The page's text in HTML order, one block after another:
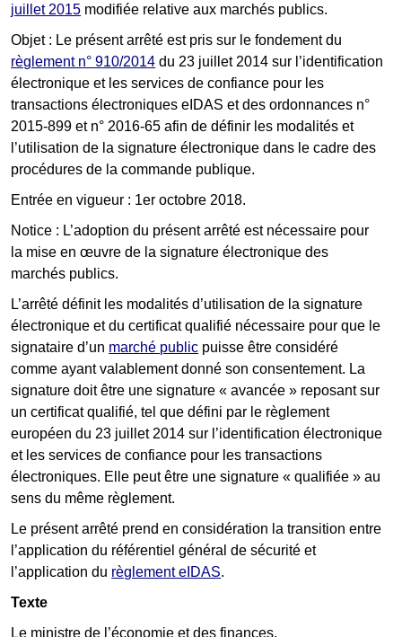
juillet 2015 modifiée relative aux marchés publics.
Objet : Le présent arrêté est pris sur le fondement du
règlement n° 910/2014 du 23 juillet 2014 sur l’identification
électronique et les services de confiance pour les
transactions électroniques eIDAS et des ordonnances n°
2015-899 et n° 2016-65 afin de définir les modalités et
l’utilisation de la signature électronique dans le cadre des
procédures de la commande publique.
Entrée en vigueur : 1er octobre 2018.
Notice : L’adoption du présent arrêté est nécessaire pour
la mise en œuvre de la signature électronique des
marchés publics.
L’arrêté définit les modalités d’utilisation de la signature
électronique et du certificat qualifié nécessaire pour que le
signataire d’un marché public puisse être considéré
comme ayant valablement donné son consentement. La
signature doit être une signature « avancée » reposant sur
un certificat qualifié, tel que défini par le règlement
européen du 23 juillet 2014 sur l’identification électronique
et les services de confiance pour les transactions
électroniques. Elle peut être une signature « qualifiée » au
sens du même règlement.
Le présent arrêté prend en considération la transition entre
l’application du référentiel général de sécurité et
l’application du règlement eIDAS.
Texte
Le ministre de l’économie et des finances,